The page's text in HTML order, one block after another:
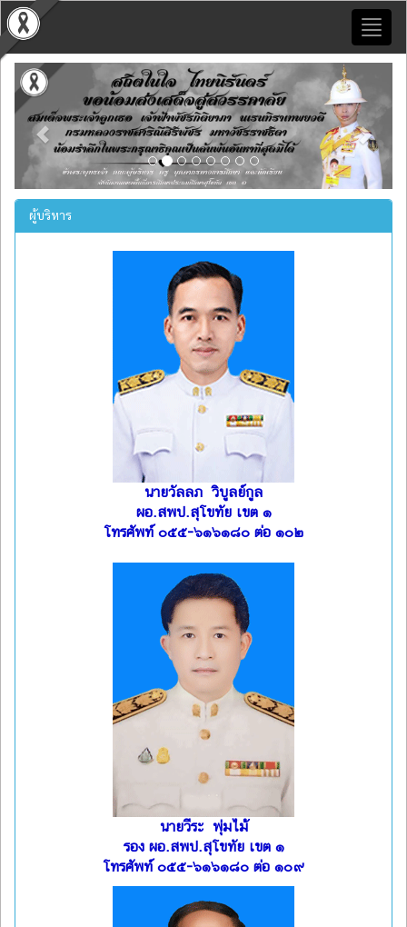
Previous
ผู้บริหาร
นายวัลลภ วิบูลย์กูล
ผอ.สพป.สุโขทัย เขต ๑
โทรศัพท์ ๐๕๕-๖๑๖๑๘๐ ต่อ ๑๐๒
นายวีระ พุ่มไม้
รอง ผอ.สพป.สุโขทัย เขต ๑
โทรศัพท์ ๐๕๕-๖๑๖๑๘๐ ต่อ ๑๐๙